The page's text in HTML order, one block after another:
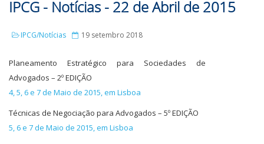
IPCG - Notícias - 22 de Abril de 2015
IPCG/Notícias 19 setembro 2018
Planeamento Estratégico para Sociedades de
Advogados – 2º EDIÇÃO
4, 5, 6 e 7 de Maio de 2015, em Lisboa
Técnicas de Negociação para Advogados – 5º EDIÇÃO
5, 6 e 7 de Maio de 2015, em Lisboa